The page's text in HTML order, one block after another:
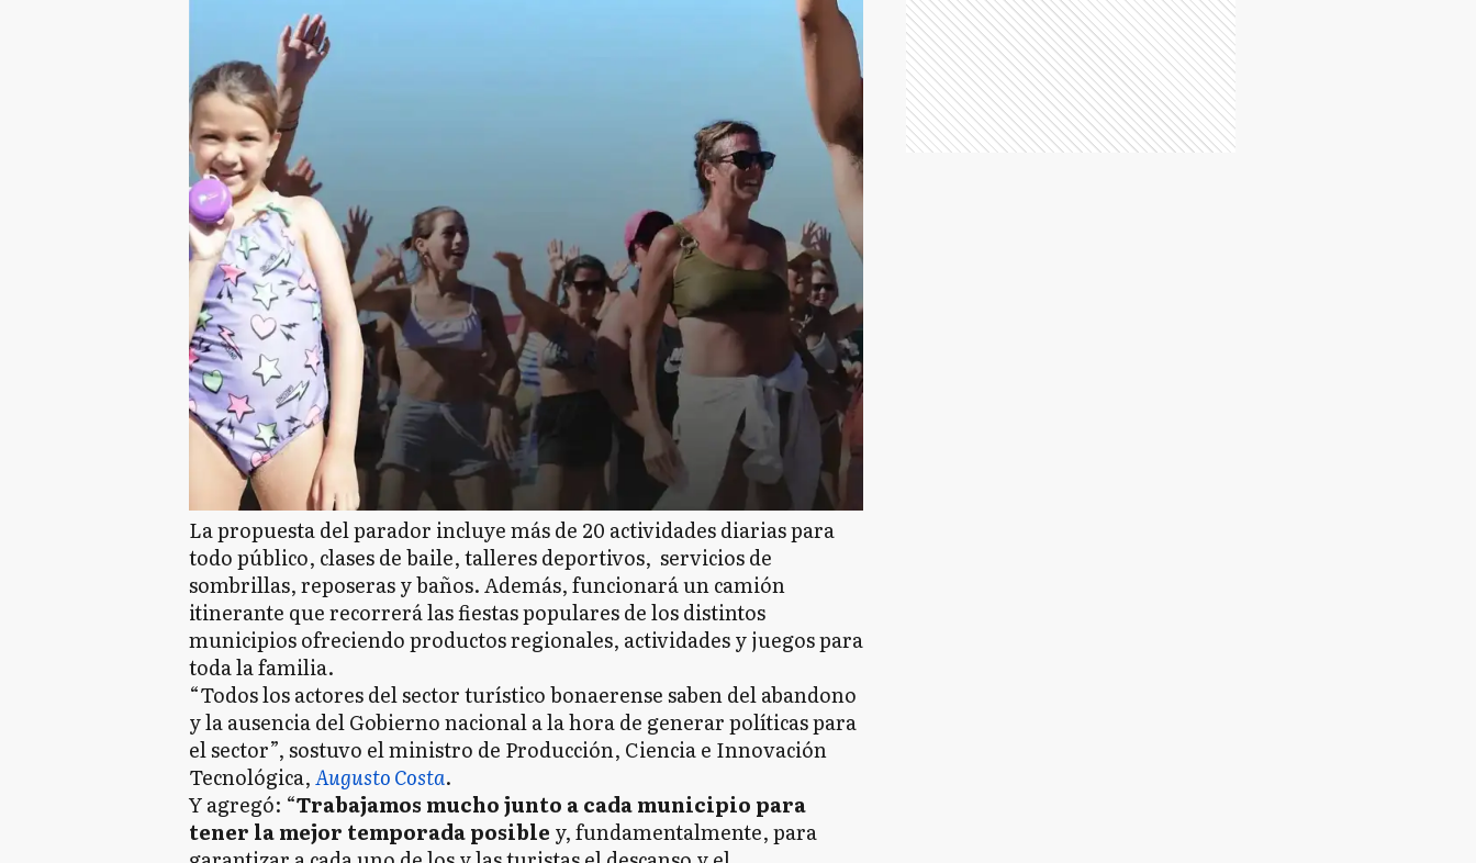
La propuesta del parador incluye más de 20 actividades diarias para
todo público, clases de baile, talleres deportivos, servicios de
sombrillas, reposeras y baños. Además, funcionará un camión
itinerante que recorrerá las fiestas populares de los distintos
municipios ofreciendo productos regionales, actividades y juegos para
toda la familia.
“Todos los actores del sector turístico bonaerense saben del abandono
y la ausencia del Gobierno nacional a la hora de generar políticas para
el sector”, sostuvo el ministro de Producción, Ciencia e Innovación
Tecnológica,Augusto Costa.
Y agregó: “Trabajamos mucho junto a cada municipio para
tener la mejor temporada posible y, fundamentalmente, para